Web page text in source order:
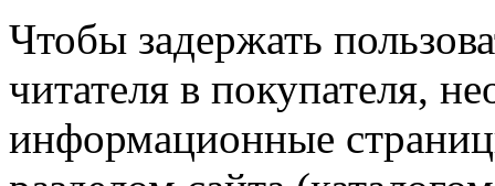
Чтобы задержать
читателя в покупателя,
информационные